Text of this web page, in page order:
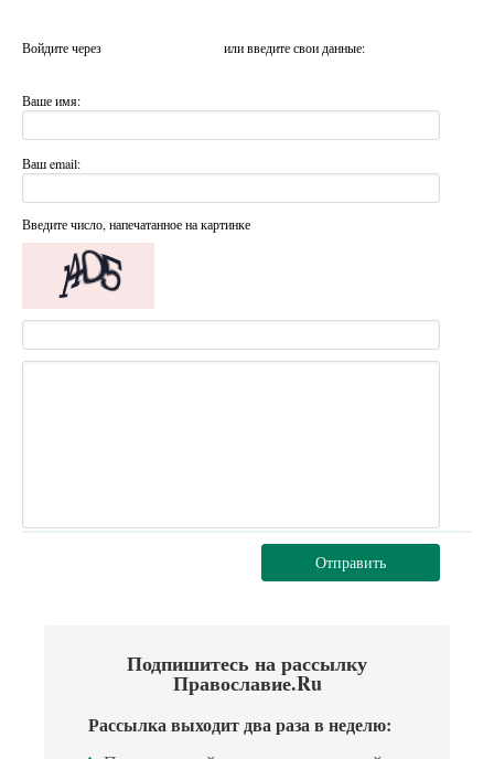
Войдите через или введите свои данные:
Ваше имя:
Ваш email:
Введите число, напечатанное на картинке
Отправить
Подпишитесь на рассылку
Православие.Ru
Рассылка выходит два раза в неделю: